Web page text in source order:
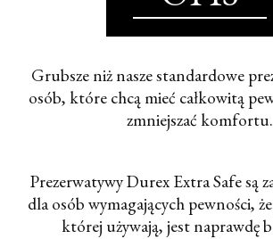
Grubsze niż nasze standardowe
osób, które chcą mieć całkowitą
zmniejszać komfortu.
Prezerwatywy Durex Extra Safe są
dla osób wymagających pewności,
której używają, jest naprawdę